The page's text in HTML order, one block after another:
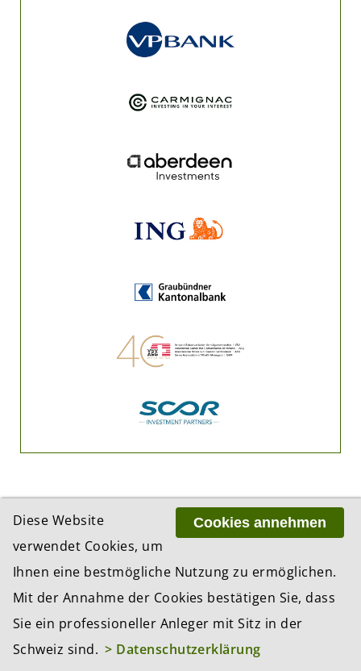
ADRESSE
BCP Business Content Production GmbH
Gotthardstrasse 38
8002 Zürich
Cookies annehmen
Diese Website
verwendet Cookies, um
Ihnen eine bestmögliche Nutzung zu ermöglichen.
Mit der Annahme der Cookies bestätigen Sie, dass
Sie ein professioneller Anleger mit Sitz in der
Schweiz sind. > Datenschutzerklärung